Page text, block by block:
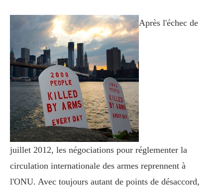
Après l'échec de
juillet 2012, les négociations pour réglementer la
circulation internationale des armes reprennent à
l'ONU. Avec toujours autant de points de désaccord,